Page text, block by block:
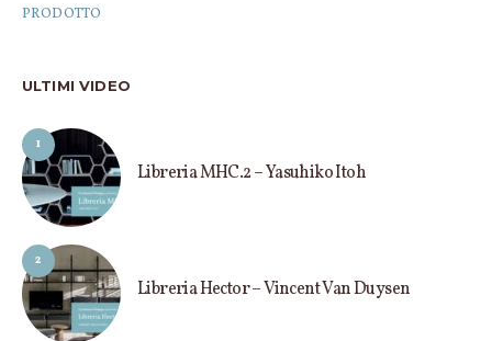
PRODOTTO
ULTIMI VIDEO
1
Libreria MHC.2 – Yasuhiko Itoh
2
Libreria Hector – Vincent Van Duysen